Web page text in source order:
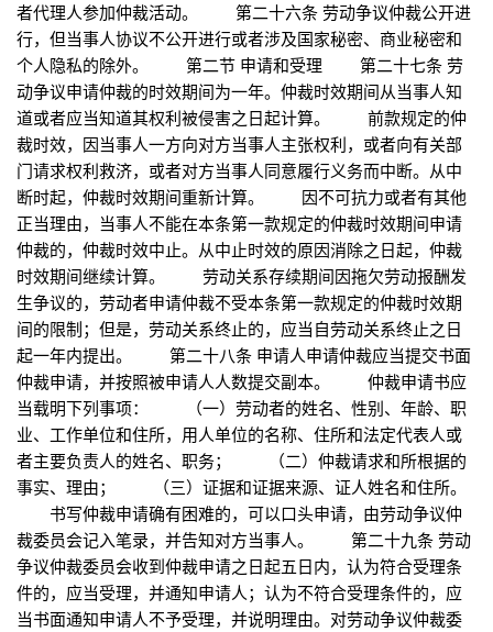
者代理人参加仲裁活动。 第二十六条 劳动争议仲裁公开进
行，但当事人协议不公开进行或者涉及国家秘密、商业秘密和
个人隐私的除外。 第二节 申请和受理 第二十七条 劳
动争议申请仲裁的时效期间为一年。仲裁时效期间从当事人知
道或者应当知道其权利被侵害之日起计算。 前款规定的仲
裁时效，因当事人一方向对方当事人主张权利，或者向有关部
门请求权利救济，或者对方当事人同意履行义务而中断。从中
断时起，仲裁时效期间重新计算。 因不可抗力或者有其他
正当理由，当事人不能在本条第一款规定的仲裁时效期间申请
仲裁的，仲裁时效中止。从中止时效的原因消除之日起，仲裁
时效期间继续计算。 劳动关系存续期间因拖欠劳动报酬发
生争议的，劳动者申请仲裁不受本条第一款规定的仲裁时效期
间的限制；但是，劳动关系终止的，应当自劳动关系终止之日
起一年内提出。 第二十八条 申请人申请仲裁应当提交书面
仲裁申请，并按照被申请人人数提交副本。 仲裁申请书应
当载明下列事项： （一）劳动者的姓名、性别、年龄、职
业、工作单位和住所，用人单位的名称、住所和法定代表人或
者主要负责人的姓名、职务； （二）仲裁请求和所根据的
事实、理由； （三）证据和证据来源、证人姓名和住所。
书写仲裁申请确有困难的，可以口头申请，由劳动争议仲
裁委员会记入笔录，并告知对方当事人。 第二十九条 劳动
争议仲裁委员会收到仲裁申请之日起五日内，认为符合受理条
件的，应当受理，并通知申请人；认为不符合受理条件的，应
当书面通知申请人不予受理，并说明理由。对劳动争议仲裁委